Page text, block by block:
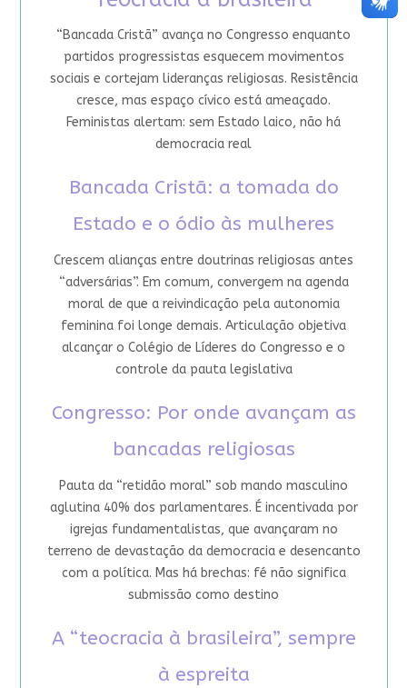
“Bancada Cristã” avança no Congresso enquanto
partidos progressistas esquecem movimentos
sociais e cortejam lideranças religiosas. Resistência
cresce, mas espaço cívico está ameaçado.
Feministas alertam: sem Estado laico, não há
democracia real
Bancada Cristã: a tomada do
Estado e o ódio às mulheres
Crescem alianças entre doutrinas religiosas antes
“adversárias”. Em comum, convergem na agenda
moral de que a reivindicação pela autonomia
feminina foi longe demais. Articulação objetiva
alcançar o Colégio de Líderes do Congresso e o
controle da pauta legislativa
Congresso: Por onde avançam as
bancadas religiosas
Pauta da “retidão moral” sob mando masculino
aglutina 40% dos parlamentares. É incentivada por
igrejas fundamentalistas, que avançaram no
terreno de devastação da democracia e desencanto
com a política. Mas há brechas: fé não significa
submissão como destino
A “teocracia à brasileira”, sempre
à espreita